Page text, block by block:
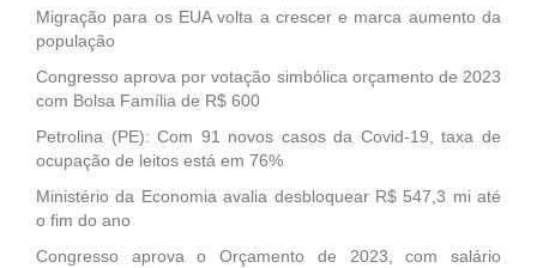
Migração para os EUA volta a crescer e marca aumento da
população
Congresso aprova por votação simbólica orçamento de 2023
com Bolsa Família de R$ 600
Petrolina (PE): Com 91 novos casos da Covid-19, taxa de
ocupação de leitos está em 76%
Ministério da Economia avalia desbloquear R$ 547,3 mi até
o fim do ano
Congresso aprova o Orçamento de 2023, com salário